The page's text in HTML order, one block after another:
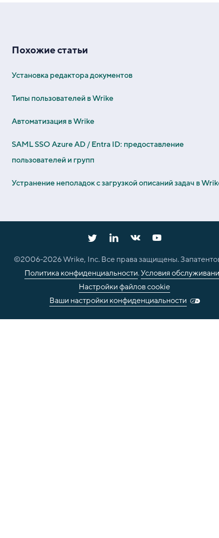
Похожие статьи
Установка редактора документов
Типы пользователей в Wrike
Автоматизация в Wrike
SAML SSO Azure AD / Entra ID: предоставление
пользователей и групп
Устранение неполадок с загрузкой описаний задач в
©2006-2026Wrike, Inc. Все права защищены.
Политика конфиденциальности.Условия
Настройки файлов cookie
Ваши настройки конфиденциальности